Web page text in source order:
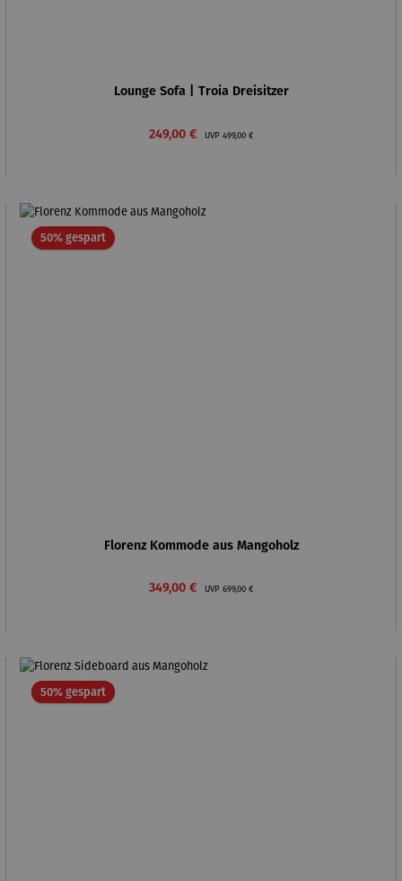
Lounge Sofa | Troia Dreisitzer
Verkaufspreis:
249,00 € UVP Regulärer Preis:
499,00 €
50% gespartRabatt
Florenz Kommode aus Mangoholz
Verkaufspreis:
349,00 € UVP Regulärer Preis:
699,00 €
50% gespartRabatt